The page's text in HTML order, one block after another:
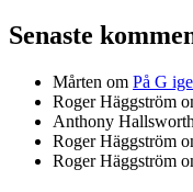
Senaste
Mårten om På G
Roger Häggström
Anthony Hallsworth
Roger Häggström
Roger Häggström